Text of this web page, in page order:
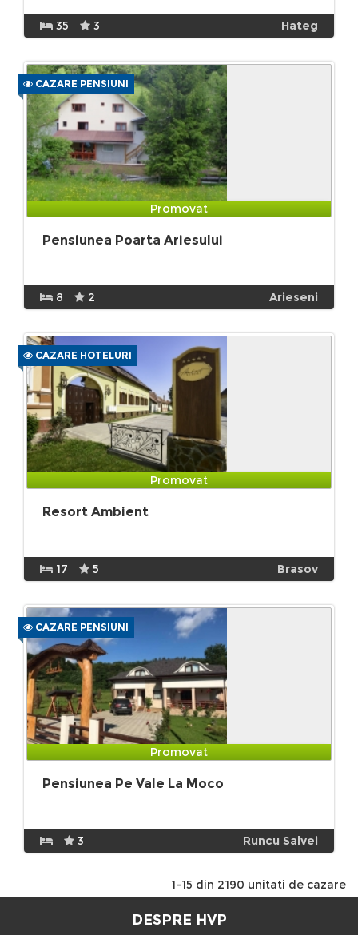
35 3 Hateg
CAZARE PENSIUNI
Promovat
Pensiunea Poarta Ariesului
8 2 Arieseni
CAZARE HOTELURI
Promovat
Resort Ambient
17 5 Brasov
CAZARE PENSIUNI
Promovat
Pensiunea Pe Vale La Moco
3 Runcu Salvei
1-15 din 2190 unitati de cazare
DESPRE HVP